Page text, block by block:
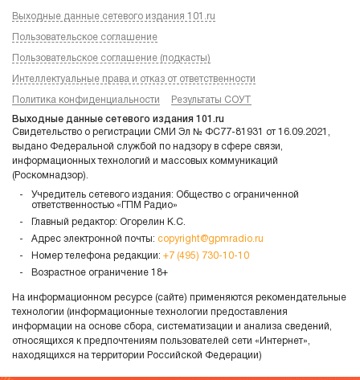
Выходные данные сетевого издания 101.ru
Пользовательское соглашение
Пользовательское соглашение (подкасты)
Интеллектуальные права и отказ от ответственности
Политика конфиденциальности Результаты СОУТ
Выходные данные сетевого издания 101.ru
Свидетельство о регистрации СМИ Эл № ФС77-81931 от 16.09.2021,
выдано Федеральной службой по надзору в сфере связи,
информационных технологий и массовых коммуникаций
(Роскомнадзор).
Учредитель сетевого издания: Общество с ограниченной
ответственностью «ГПМ Радио»
Главный редактор: Огорелин К.С.
Адрес электронной почты: copyright@gpmradio.ru
Номер телефона редакции: +7 (495) 730-10-10
Возрастное ограничение 18+
На информационном ресурсе (сайте) применяются рекомендательные
технологии (информационные технологии предоставления
информации на основе сбора, систематизации и анализа сведений,
относящихся к предпочтениям пользователей сети «Интернет»,
находящихся на территории Российской Федерации)